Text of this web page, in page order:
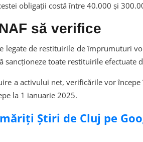
obligații costă între 40.000 și
să verifice
legate de restituirile de împrumuturi
sancționeze toate restituirile efectuate
a activului net, verificările vor
la 1 ianuarie 2025.
Știri de Cluj pe